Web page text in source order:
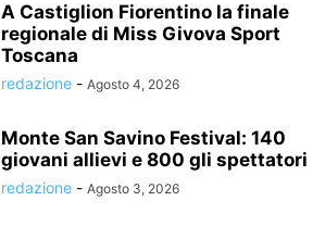
A Castiglion Fiorentino la finale
regionale di Miss Givova Sport
Toscana
redazione - Agosto 4, 2026
Monte San Savino Festival: 140
giovani allievi e 800 gli spettatori
redazione - Agosto 3, 2026